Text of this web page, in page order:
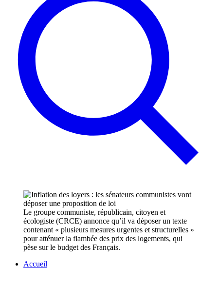
Le groupe communiste, républicain, citoyen et
écologiste (CRCE) annonce qu’il va déposer un texte
contenant « plusieurs mesures urgentes et structurelles »
pour atténuer la flambée des prix des logements, qui
pèse sur le budget des Français.
Accueil